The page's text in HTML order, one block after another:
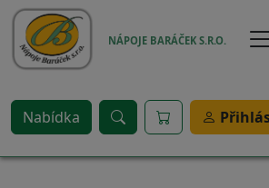
Přejít k hlavnímu obsahu
NÁPOJE BARÁČEK S.R.O.
Nabídka